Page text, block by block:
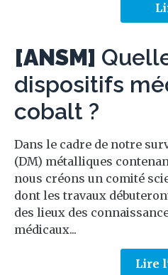
[ANSM]
dispositifs
cobalt ?
Dans le cadre de notre
(DM) métalliques
nous créons un comité
dont les travaux
des lieux des
médicaux...
Lire